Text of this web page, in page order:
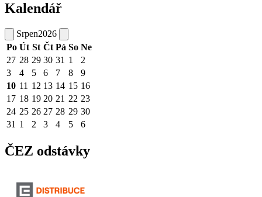
Kalendář
Srpen2026
Po Út St Čt Pá So Ne
27 28 29 30 31 1
2
3
4 5 6 7 8
9
10 11 12 13 14 15 16
17 18 19 20 21 22 23
24 25 26 27 28 29 30
31 1 2 3 4 5 6
ČEZ odstávky